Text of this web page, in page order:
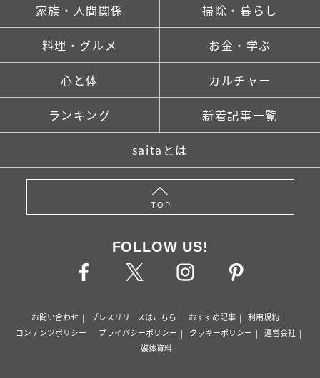
家族・人間関係 掃除・暮らし
料理・グルメ お金・学ぶ
心と体 カルチャー
ランキング 新着記事一覧
saitaとは
TOP
FOLLOW US!
お問い合わせ プレスリリースはこちら おすすめ記事
利用規約
コンテンツポリシー
プライバシーポリシー クッキーポリシー
運営会社
媒体資料